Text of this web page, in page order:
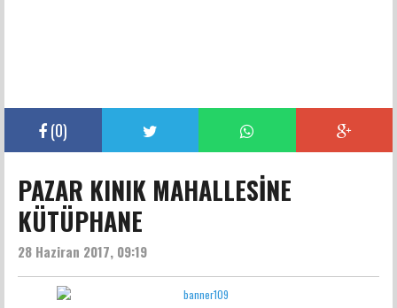
(0)
PAZAR KINIK MAHALLESİNE
KÜTÜPHANE
28 Haziran 2017, 09:19